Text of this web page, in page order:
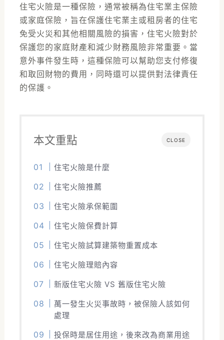
住宅火險是一種保險，通常被稱為住宅業主保險
或家庭保險，旨在保護住宅業主或租房者的住宅
免受火災和其他相關風險的損害，住宅火險對於
保護您的家庭財產和減少財務風險非常重要。當
意外事件發生時，這種保險可以幫助您支付修復
和取回財物的費用，同時還可以提供對法律責任
的保護。
CLOSE
本文重點
住宅火險是什麼
住宅火險推薦
住宅火險承保範圍
住宅火險保費計算
住宅火險試算建築物重置成本
住宅火險理賠內容
新版住宅火險 VS 舊版住宅火險
萬一發生火災事故時，被保險人該如何
處理
投保時是居住用途，後來改為商業用途